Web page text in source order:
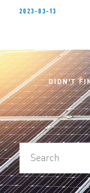
2023-03-13
DIDN'T